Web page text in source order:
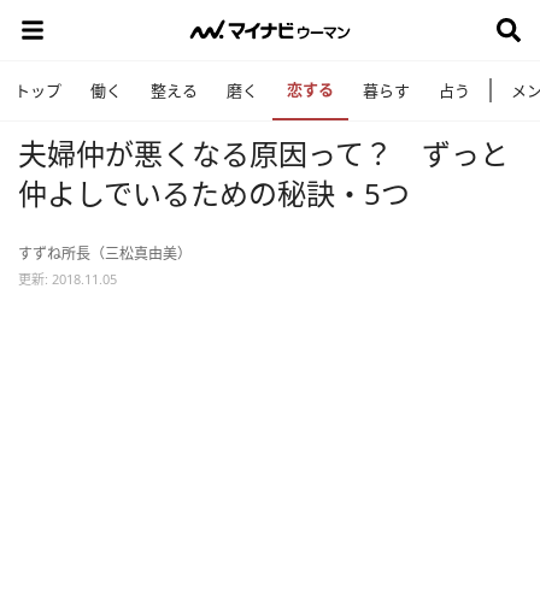
トップ 働く 整える 磨く 恋する 暮らす 占う メ
夫婦仲が悪くなる原因って？ ずっと
仲よしでいるための秘訣・5つ
すずね所長（三松真由美）
更新: 2018.11.05